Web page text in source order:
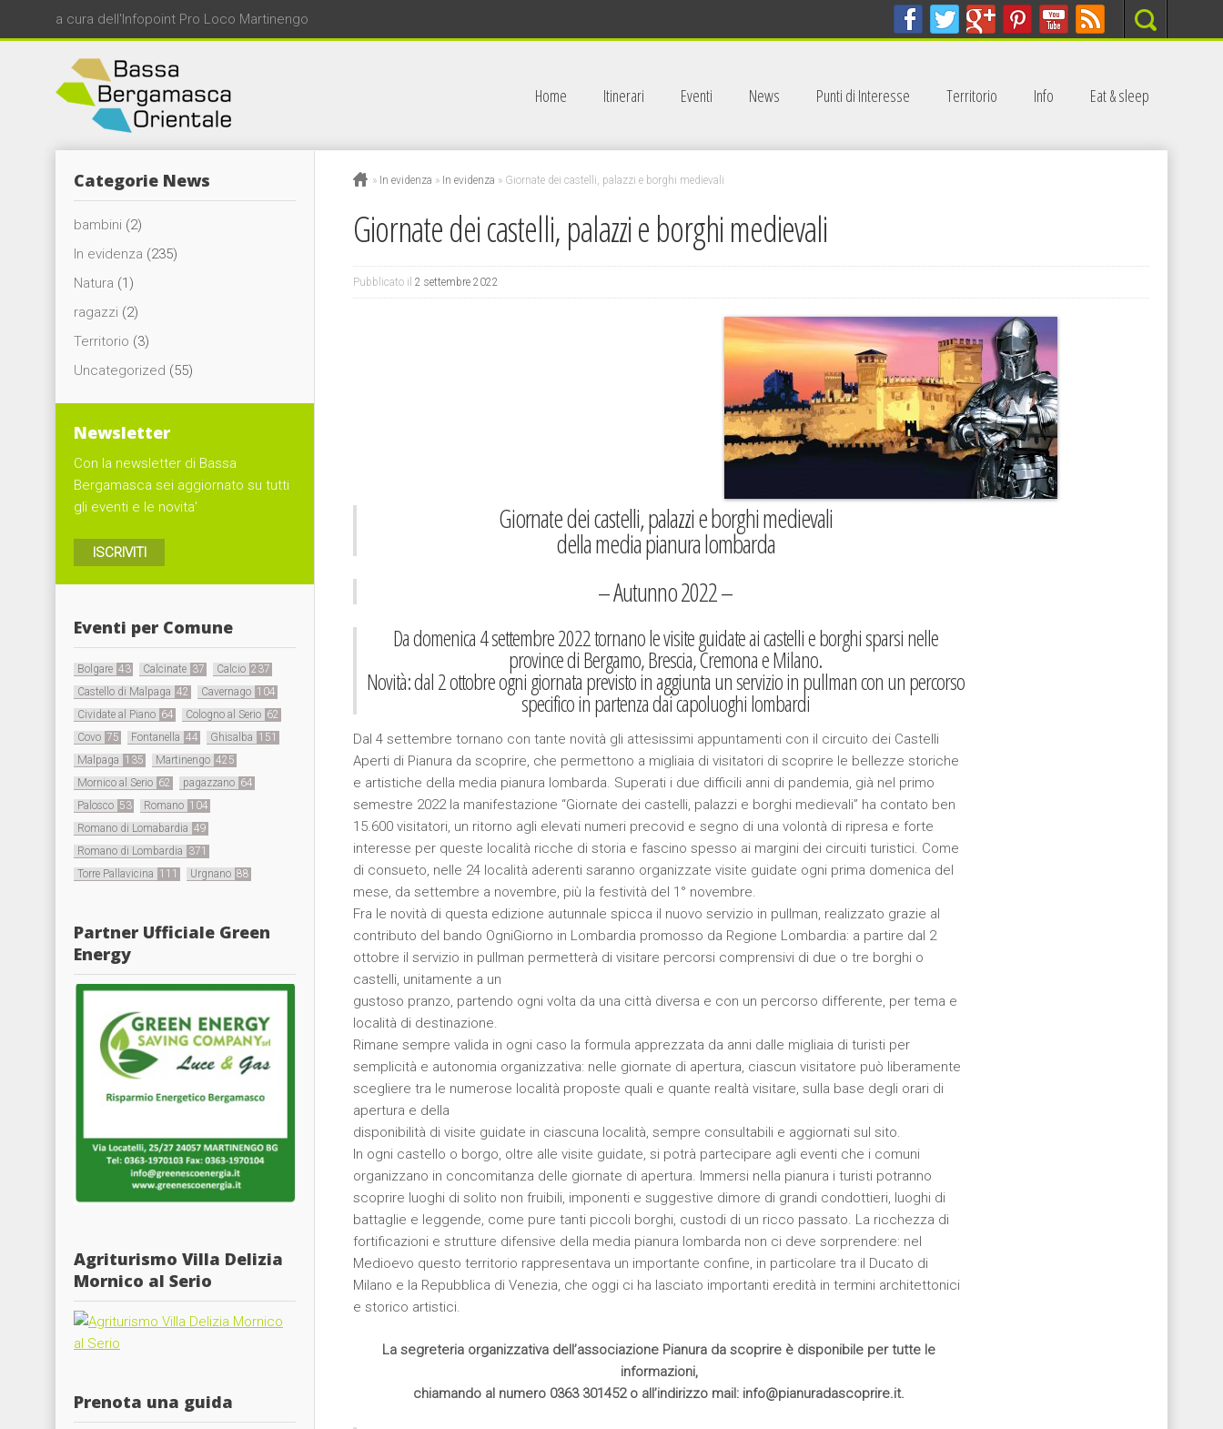
a cura dell'Infopoint Pro Loco Martinengo Search
Home Itinerari Eventi News Punti di Interesse Territorio Info Eat & sleep
» In evidenza » In evidenza » Giornate dei castelli, palazzi e borghi medievali
Giornate dei castelli, palazzi e borghi medievali
Pubblicato il 2 settembre 2022
Giornate dei castelli, palazzi e borghi medievali
della media pianura lombarda
– Autunno 2022 –
Da domenica 4 settembre 2022 tornano le visite guidate ai castelli e borghi sparsi nelle
province di Bergamo, Brescia, Cremona e Milano.
Novità: dal 2 ottobre ogni giornata previsto in aggiunta un servizio in pullman con un percorso
specifico in partenza dai capoluoghi lombardi
Dal 4 settembre tornano con tante novità gli attesissimi appuntamenti con il circuito dei Castelli
Aperti di Pianura da scoprire, che permettono a migliaia di visitatori di scoprire le bellezze storiche
e artistiche della media pianura lombarda. Superati i due difficili anni di pandemia, già nel primo
semestre 2022 la manifestazione “Giornate dei castelli, palazzi e borghi medievali” ha contato ben
15.600 visitatori, un ritorno agli elevati numeri precovid e segno di una volontà di ripresa e forte
interesse per queste località ricche di storia e fascino spesso ai margini dei circuiti turistici. Come
di consueto, nelle 24 località aderenti saranno organizzate visite guidate ogni prima domenica del
mese, da settembre a novembre, più la festività del 1° novembre.
Fra le novità di questa edizione autunnale spicca il nuovo servizio in pullman, realizzato grazie al
contributo del bando OgniGiorno in Lombardia promosso da Regione Lombardia: a partire dal 2
ottobre il servizio in pullman permetterà di visitare percorsi comprensivi di due o tre borghi o
castelli, unitamente a un
gustoso pranzo, partendo ogni volta da una città diversa e con un percorso differente, per tema e
località di destinazione.
Rimane sempre valida in ogni caso la formula apprezzata da anni dalle migliaia di turisti per
semplicità e autonomia organizzativa: nelle giornate di apertura, ciascun visitatore può liberamente
scegliere tra le numerose località proposte quali e quante realtà visitare, sulla base degli orari di
apertura e della
disponibilità di visite guidate in ciascuna località, sempre consultabili e aggiornati sul sito.
In ogni castello o borgo, oltre alle visite guidate, si potrà partecipare agli eventi che i comuni
organizzano in concomitanza delle giornate di apertura. Immersi nella pianura i turisti potranno
scoprire luoghi di solito non fruibili, imponenti e suggestive dimore di grandi condottieri, luoghi di
battaglie e leggende, come pure tanti piccoli borghi, custodi di un ricco passato. La ricchezza di
fortificazioni e strutture difensive della media pianura lombarda non ci deve sorprendere: nel
Medioevo questo territorio rappresentava un importante confine, in particolare tra il Ducato di
Milano e la Repubblica di Venezia, che oggi ci ha lasciato importanti eredità in termini architettonici
e storico artistici.
La segreteria organizzativa dell’associazione Pianura da scoprire è disponibile per tutte le
informazioni,
chiamando al numero 0363 301452 o all’indirizzo mail: info@pianuradascoprire.it.
Categorie News
bambini (2)
In evidenza (235)
Natura (1)
ragazzi (2)
Territorio (3)
Uncategorized (55)
Newsletter
Con la newsletter di Bassa
Bergamasca sei aggiornato su tutti
gli eventi e le novita'
ISCRIVITI
Eventi per Comune
Bolgare 43 Calcinate 37 Calcio 237
Castello di Malpaga 42 Cavernago 104
Cividate al Piano 64 Cologno al Serio 62
Covo 75 Fontanella 44 Ghisalba 151
Malpaga 135 Martinengo 425
Mornico al Serio 62 pagazzano 64
Palosco 53 Romano 104
Romano di Lomabardia 49
Romano di Lombardia 371
Torre Pallavicina 111 Urgnano 88
Partner Ufficiale Green
Energy
Agriturismo Villa Delizia
Mornico al Serio
Prenota una guida